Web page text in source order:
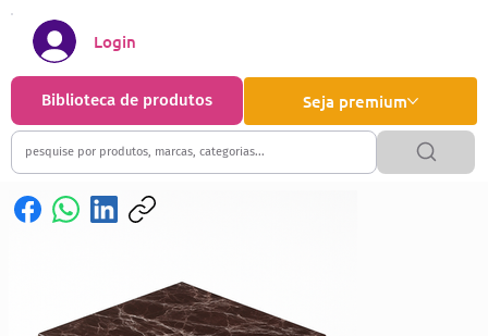
Seja premium
Biblioteca de produtos
Login